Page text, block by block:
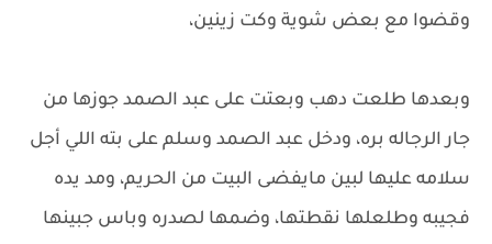
وقضوا مع بعض شوية وكت زينين،
وبعدها طلعت دهب وبعتت على عبد الصمد جوزها من
جار الرجاله بره، ودخل عبد الصمد وسلم على بته اللي أجل
سلامه عليها لبين مايفضى البيت من الحريم، ومد يده
فجيبه وطلعلها نقطتها، وضمها لصدره وباس جبينها